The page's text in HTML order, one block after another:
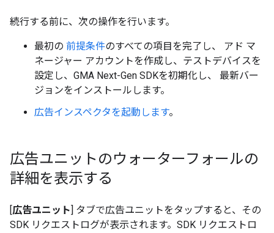
続行する前に、次の操作を行います。
最初の 前提条件のすべての項目を完了し、 アド マ
ネージャー アカウントを作成し、テストデバイスを
設定し、 GMA Next-Gen SDKを初期化し、 最新バー
ジョンをインストールします。
広告インスペクタを起動します。
広告ユニットのウォーターフォールの
詳細を表示する
広告ユニット ] タブで広告ユニットをタップすると、その
SDK リクエストログが表示されます。SDK リクエストロ